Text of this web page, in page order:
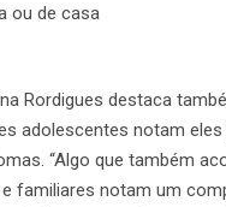
ou de casa
Rordigues destaca
adolescentes notam
“Algo que também
familiares notam um